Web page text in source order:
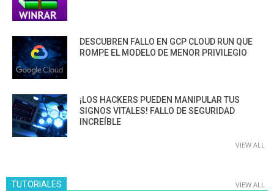
DESCUBREN FALLO EN GCP CLOUD RUN QUE
ROMPE EL MODELO DE MENOR PRIVILEGIO
¡LOS HACKERS PUEDEN MANIPULAR TUS
SIGNOS VITALES! FALLO DE SEGURIDAD
INCREÍBLE
VIEW ALL
TUTORIALES VIEW ALL